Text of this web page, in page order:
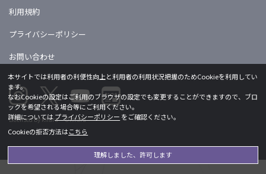
利用規約
プライバシーポリシー
お問い合わせ
Licensed by khara ©khara
本サイトでは利用者の利便性向上と利用者の利用状況把握のためCookieを利用してい
ます。
なおCookieの設定はご利用のブラウザの設定でも変更することができますので、ブロ
ックを希望される場合等にご利用ください。
詳細についてはプライバシーポリシー をご確認ください。
Cookieの拒否方法はこちら
理解しました、許可します